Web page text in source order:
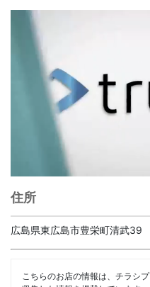
住所
広島県東広島市豊栄町清武39
こちらのお店の情報は、チラシ